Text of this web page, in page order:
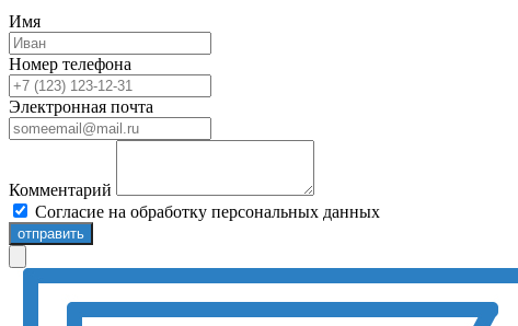
Имя
Номер телефона
Электронная почта
Комментарий
Согласие на обработку персональных данных
отправить